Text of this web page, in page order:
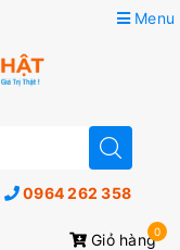
Menu
0964 262 358
Giỏ hàng0